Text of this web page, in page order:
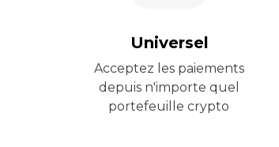
Acceptez les paiements
depuis n'importe quel
portefeuille crypto
Universel